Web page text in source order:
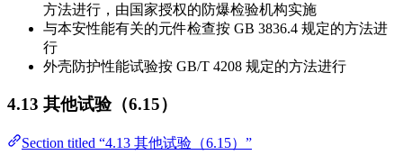
方法进行，由国家授权的防爆检验机构实施
与本安性能有关的元件检查按 GB 3836.4 规定的方法进
行
外壳防护性能试验按 GB/T 4208 规定的方法进行
4.13 其他试验（6.15）
Section titled “4.13 其他试验（6.15）”